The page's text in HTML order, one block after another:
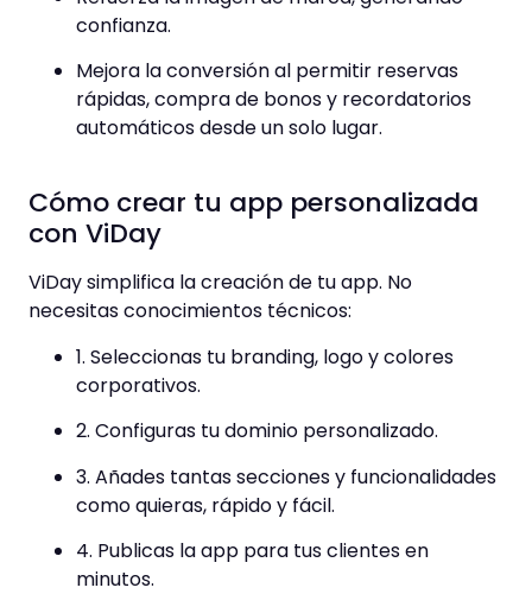
confianza.
Mejora la conversión al permitir reservas
rápidas, compra de bonos y recordatorios
automáticos desde un solo lugar.
Cómo crear tu app personalizada
con ViDay
ViDay simplifica la creación de tu app. No
necesitas conocimientos técnicos:
1. Seleccionas tu branding, logo y colores
corporativos.
2. Configuras tu dominio personalizado.
3. Añades tantas secciones y funcionalidades
como quieras, rápido y fácil.
4. Publicas la app para tus clientes en
minutos.